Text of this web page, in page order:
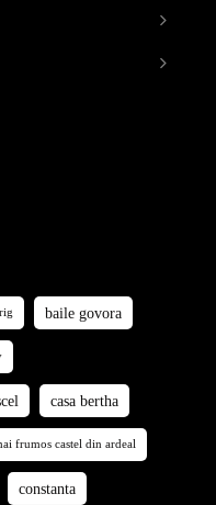
baile govora
casa bertha
frumos castel din ardeal
constanta